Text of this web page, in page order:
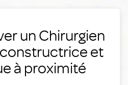
un Chirurgien
et
à proximité